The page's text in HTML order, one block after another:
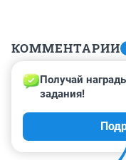
КОММЕНТАРИИ
Гость
5 августа 2022, 07:45
Ни чего не
это за
Получай
задания!